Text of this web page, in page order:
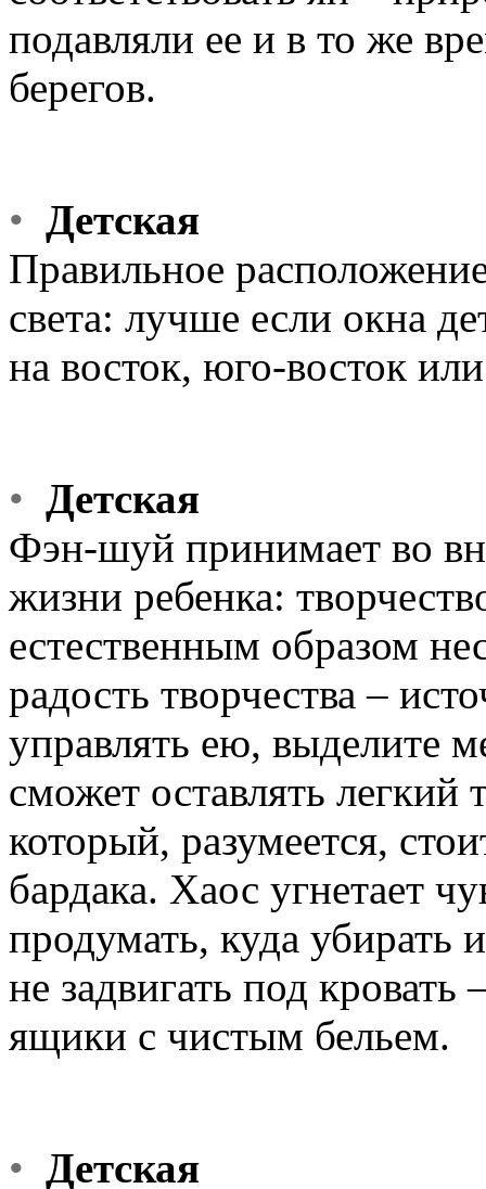
подавляли ее и в то же
берегов.
• Детская
Правильное
света: лучше если окна
на восток, юго-восток
• Детская
Фэн-шуй принимает во
жизни ребенка:
естественным образом
радость творчества –
управлять ею, выделите
сможет оставлять легкий
который, разумеется,
бардака. Хаос угнетает
продумать, куда
не задвигать под
ящики с чистым бельем.
• Детская